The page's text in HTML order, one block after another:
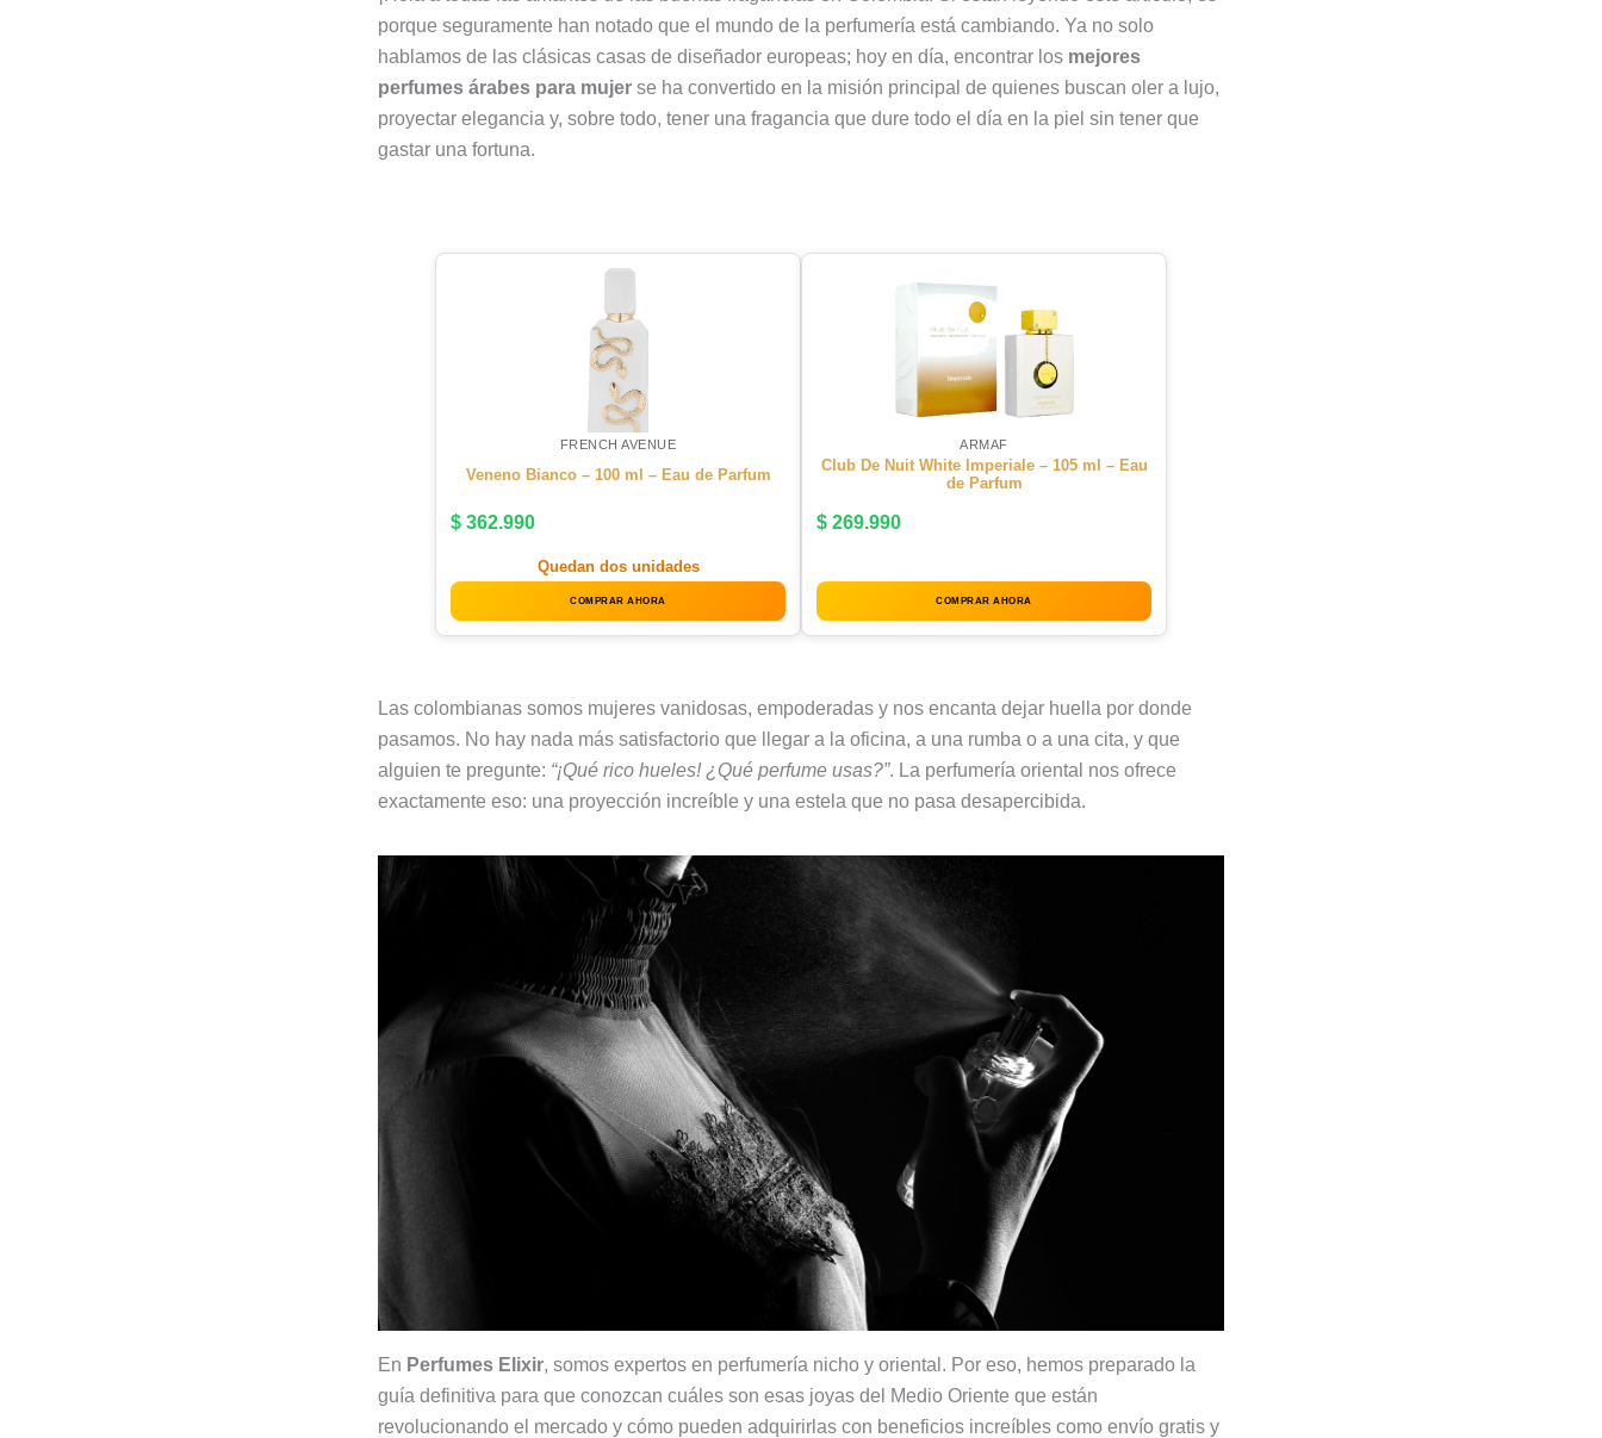
porque seguramente han notado que el mundo de la perfumería está cambiando. Ya no solo
hablamos de las clásicas casas de diseñador europeas; hoy en día, encontrar los mejores
perfumes árabes para mujer se ha convertido en la misión principal de quienes buscan oler a lujo,
proyectar elegancia y, sobre todo, tener una fragancia que dure todo el día en la piel sin tener que
gastar una fortuna.
FRENCH AVENUE
Veneno Bianco – 100 ml – Eau de Parfum
$ 362.990
Quedan dos unidades
COMPRAR AHORA
ARMAF
Club De Nuit White Imperiale – 105 ml – Eau
de Parfum
$ 269.990
COMPRAR AHORA
Las colombianas somos mujeres vanidosas, empoderadas y nos encanta dejar huella por donde
pasamos. No hay nada más satisfactorio que llegar a la oficina, a una rumba o a una cita, y que
alguien te pregunte: “¡Qué rico hueles! ¿Qué perfume usas?”. La perfumería oriental nos ofrece
exactamente eso: una proyección increíble y una estela que no pasa desapercibida.
En Perfumes Elixir, somos expertos en perfumería nicho y oriental. Por eso, hemos preparado la
guía definitiva para que conozcan cuáles son esas joyas del Medio Oriente que están
revolucionando el mercado y cómo pueden adquirirlas con beneficios increíbles como envío gratis y